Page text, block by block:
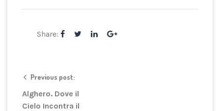
Share:
Previous post:
Alghero. Dove il
Cielo Incontra il